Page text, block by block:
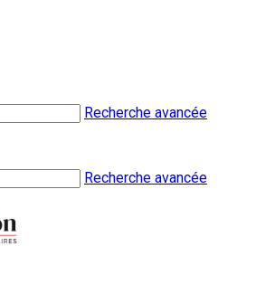
Recherche avancée
Recherche avancée